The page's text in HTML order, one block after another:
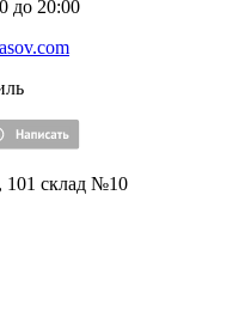
до 20:00
101 склад №10